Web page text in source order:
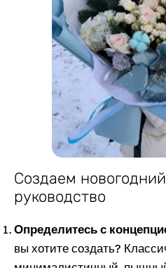
Создаем
руководство
Определитесь с
вы хотите создать?